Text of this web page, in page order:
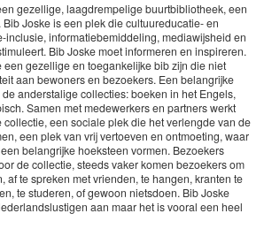
gezellige, laagdrempelige buurtbibliotheek, een
Joske is een plek die cultuureducatie- en
inclusie, informatiebemiddeling, mediawijsheid en
Bib Joske moet informeren en inspireren.
een gezellige en toegankelijke bib zijn die niet
aan bewoners en bezoekers. Een belangrijke
anderstalige collecties: boeken in het Engels,
Samen met medewerkers en partners werkt
collectie, een sociale plek die het verlengde van de
een plek van vrij vertoeven en ontmoeting, waar
belangrijke hoeksteen vormen. Bezoekers
de collectie, steeds vaker komen bezoekers om
af te spreken met vrienden, te hangen, kranten te
te studeren, of gewoon nietsdoen. Bib Joske
aan maar het is vooral een heel